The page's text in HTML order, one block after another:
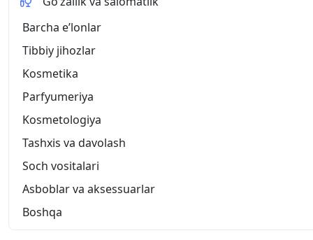
Barcha eʼlonlar
Tibbiy jihozlar
Kosmetika
Parfyumeriya
Kosmetologiya
Tashxis va davolash
Soch vositalari
Asboblar va aksessuarlar
Boshqa